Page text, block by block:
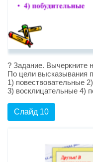
? Задание. Вычеркните
По цели высказывания
1) повествовательные
3) восклицательные 4)
Слайд 10